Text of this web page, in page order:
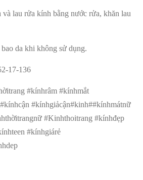
lau rửa kính bằng nước rửa, khăn lau
da khi không sử dụng.
17-136
#kínhrâm #kínhmắt
#kínhgiảcận#kinh##kínhmátnữ
#Kinhthoitrang #kínhđẹp
#kínhgiárẻ